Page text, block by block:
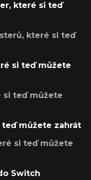
které si teď
které si teď
si teď můžete
si teď můžete
teď můžete zahrát
si teď můžete
Switch